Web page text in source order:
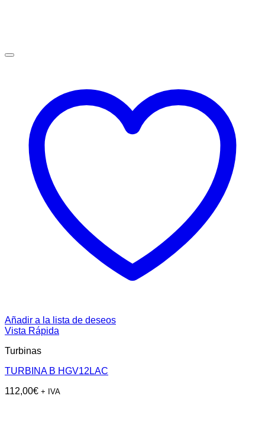
Añadir a la lista de deseos
Vista Rápida
Turbinas
TURBINA B HGV12LAC
112,00€ + IVA